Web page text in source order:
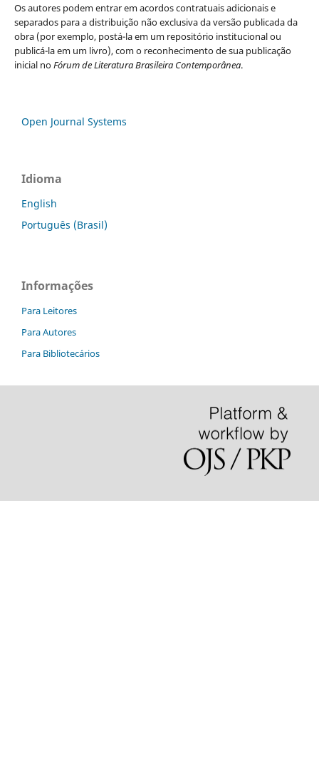
Os autores podem entrar em acordos contratuais adicionais e
separados para a distribuição não exclusiva da versão publicada da
obra (por exemplo, postá-la em um repositório institucional ou
publicá-la em um livro), com o reconhecimento de sua publicação
inicial noFórum de Literatura Brasileira Contemporânea.
Open Journal Systems
Idioma
English
Português (Brasil)
Informações
Para Leitores
Para Autores
Para Bibliotecários